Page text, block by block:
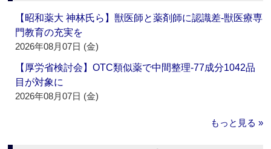
【昭和薬大 神林氏ら】獣医師と薬剤師に認識差‐獣医療専
門教育の充実を
2026年08月07日 (金)
【厚労省検討会】OTC類似薬で中間整理‐77成分1042品
目が対象に
2026年08月07日 (金)
もっと見る »